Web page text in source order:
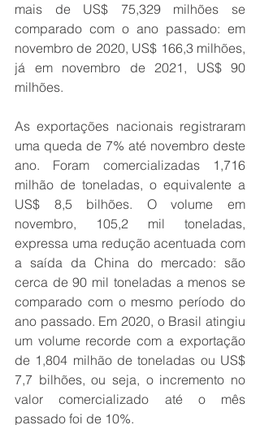
mais de US$ 75,329 milhões se
comparado com o ano passado: em
novembro de 2020, US$ 166,3 milhões,
já em novembro de 2021, US$ 90
milhões.
As exportações nacionais registraram
uma queda de 7% até novembro deste
ano. Foram comercializadas 1,716
milhão de toneladas, o equivalente a
US$ 8,5 bilhões. O volume em
novembro, 105,2 mil toneladas,
expressa uma redução acentuada com
a saída da China do mercado: são
cerca de 90 mil toneladas a menos se
comparado com o mesmo período do
ano passado. Em 2020, o Brasil atingiu
um volume recorde com a exportação
de 1,804 milhão de toneladas ou US$
7,7 bilhões, ou seja, o incremento no
valor comercializado até o mês
passado foi de 10%.